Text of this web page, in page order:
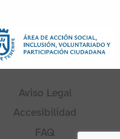
Aviso Legal
Accesibilidad
FAQ